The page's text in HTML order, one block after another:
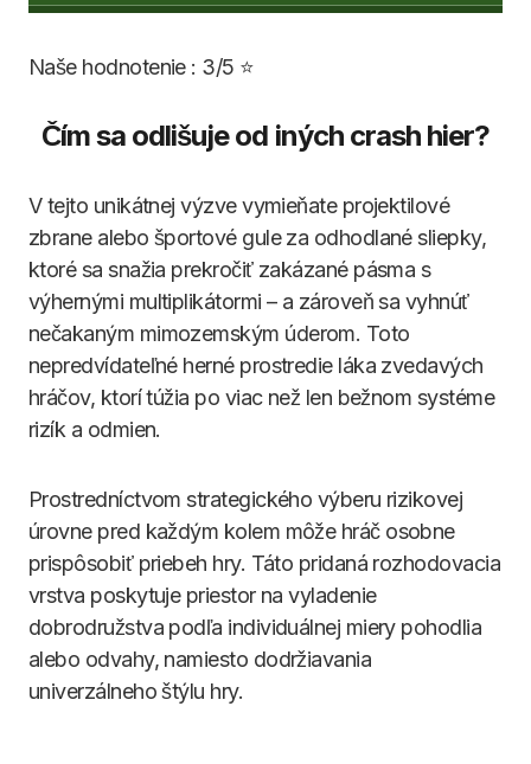
Naše hodnotenie : 3/5 ⭐
Čím sa odlišuje od iných crash hier?
V tejto unikátnej výzve vymieňate projektilové
zbrane alebo športové gule za odhodlané sliepky,
ktoré sa snažia prekročiť zakázané pásma s
výhernými multiplikátormi – a zároveň sa vyhnúť
nečakaným mimozemským úderom. Toto
nepredvídateľné herné prostredie láka zvedavých
hráčov, ktorí túžia po viac než len bežnom systéme
rizík a odmien.
Prostredníctvom strategického výberu rizikovej
úrovne pred každým kolem môže hráč osobne
prispôsobiť priebeh hry. Táto pridaná rozhodovacia
vrstva poskytuje priestor na vyladenie
dobrodružstva podľa individuálnej miery pohodlia
alebo odvahy, namiesto dodržiavania
univerzálneho štýlu hry.